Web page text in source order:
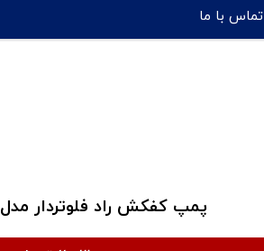
تماس با ما
پمپ کفکش راد فلوتردار مدل 2AS 6/3